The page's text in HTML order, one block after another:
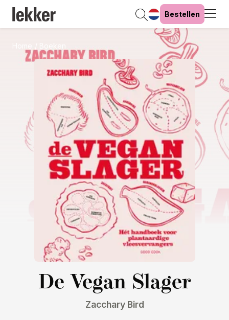
Bestellen
Boeken
De Vegan Slager
Zacchary Bird